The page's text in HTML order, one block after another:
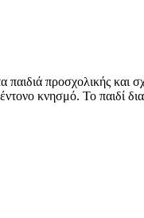
προσχολικής και
κνησμό. Το παιδί